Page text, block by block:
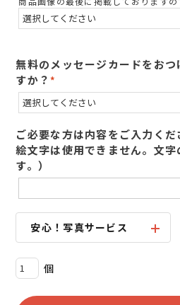
)
無料のメッセージカードをお
すか？
(
必
)
ご必要な方は内容をご入力く
絵文字は使用できません。文字
す。）
安心！写真サービス